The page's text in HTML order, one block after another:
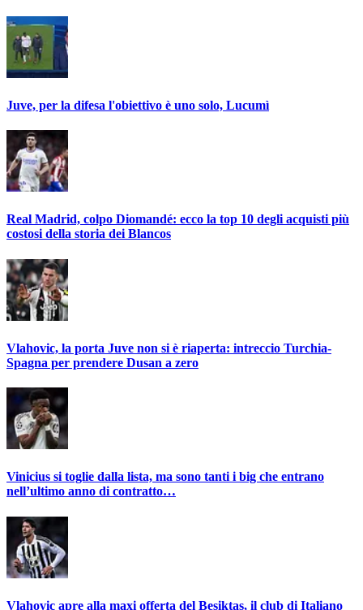
Juve, per la difesa l'obiettivo è uno solo, Lucumì
Real Madrid, colpo Diomandé: ecco la top 10 degli acquisti più
costosi della storia dei Blancos
Vlahovic, la porta Juve non si è riaperta: intreccio Turchia-
Spagna per prendere Dusan a zero
Vinicius si toglie dalla lista, ma sono tanti i big che entrano
nell’ultimo anno di contratto…
Vlahovic apre alla maxi offerta del Besiktas, il club di Italiano